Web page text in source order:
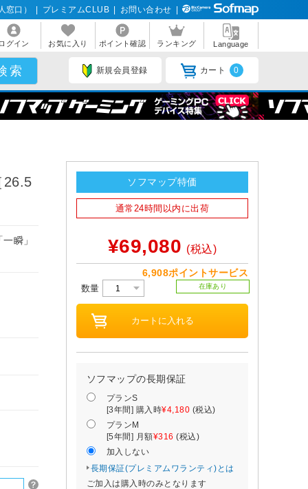
窓口） プレミアムCLUB お問い合わせ
ログイン お気に入り ポイント確認 ランキング Language
新規会員登録 カート 0
26.5
瞬」
ソフマップ特価
通常24時間以内に出荷
¥69,080 (税込)
6,908ポイントサービス
数量 在庫あり
ソフマップの長期保証
プランS
[3年間] 購入時¥4,180 (税込)
プランM
[5年間] 月額¥316 (税込)
加入しない
長期保証(プレミアムワランティ)とは
ご加入は購入時のみとなります